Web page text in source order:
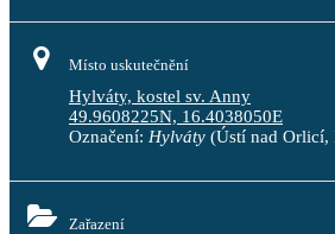
Místo uskutečnění
Hylváty, kostel sv. Anny
49.9608225N, 16.4038050E
Označení: Hylváty (Ústí nad Orlicí,
Zařazení